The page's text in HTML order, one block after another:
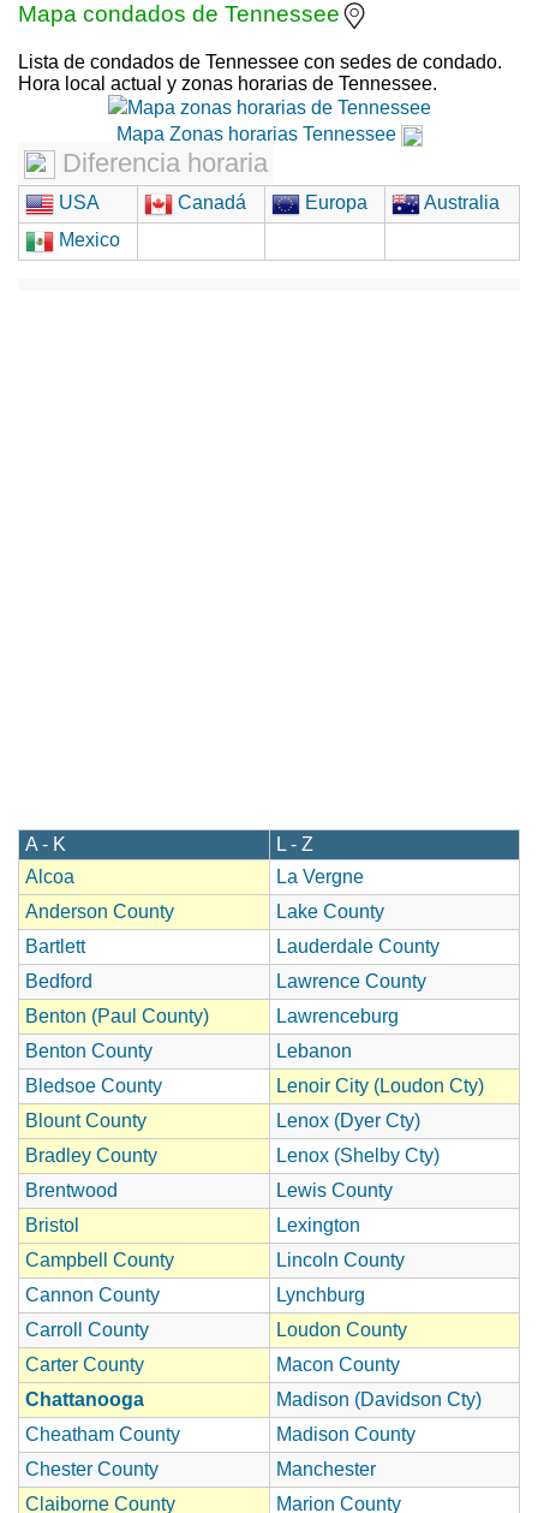
Mapa condados de Tennessee
Lista de condados de Tennessee con sedes de condado.
Hora local actual y zonas horarias de Tennessee.
Mapa Zonas horarias Tennessee
Diferencia horaria
USA Canadá Europa
Australia
Mexico
A - K
L - Z
Alcoa
La Vergne
Anderson County
Lake County
Bartlett
Lauderdale County
Bedford
Lawrence County
Benton (Paul County)
Lawrenceburg
Benton County
Lebanon
Bledsoe County
Lenoir City (Loudon Cty)
Blount County
Lenox (Dyer Cty)
Bradley County
Lenox (Shelby Cty)
Brentwood
Lewis County
Bristol
Lexington
Campbell County
Lincoln County
Cannon County
Lynchburg
Carroll County
Loudon County
Carter County
Macon County
Chattanooga
Madison (Davidson Cty)
Cheatham County
Madison County
Chester County
Manchester
Claiborne County
Marion County